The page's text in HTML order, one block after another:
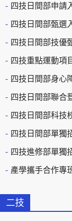
四技日間部申請
四技日間部甄選
四技日間部技優
四技重點運動項
四技日間部身心
四技日間部聯合
四技日間部科技
四技日間部單獨
四技進修部單獨
產學攜手合作專
二技